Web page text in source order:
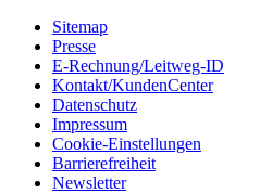
Sitemap
Presse
E-Rechnung/Leitweg-ID
Kontakt/KundenCenter
Datenschutz
Impressum
Cookie-Einstellungen
Barrierefreiheit
Newsletter